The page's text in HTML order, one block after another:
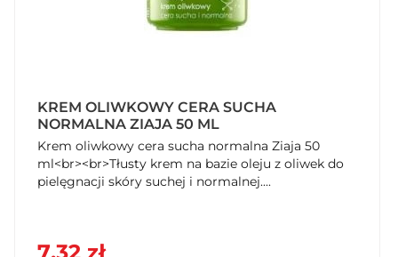
KREM OLIWKOWY CERA SUCHA
NORMALNA ZIAJA 50 ML
Krem oliwkowy cera sucha normalna Ziaja 50
ml<br><br>Tłusty krem na bazie oleju z oliwek do
pielęgnacji skóry suchej i normalnej....